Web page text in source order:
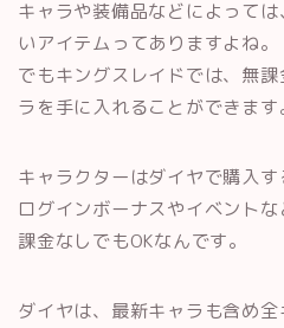
キャラや装備品などによって
いアイテムってありますよね。
でもキングスレイドでは、無
ラを手に入れることができます
キャラクターはダイヤで購入
ログインボーナスやイベントな
課金なしでもOKなんです。
ダイヤは、最新キャラも含め